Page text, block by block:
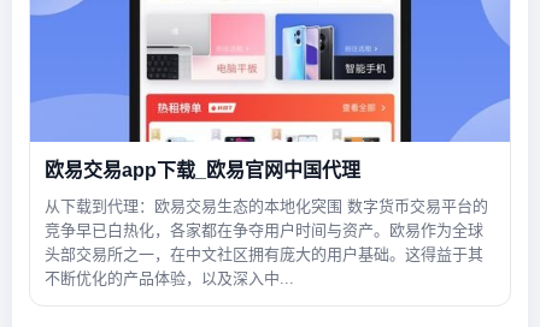
欧易交易app下载_欧易官网中国代理
从下载到代理：欧易交易生态的本地化突围 数字货币交易平台的
竞争早已白热化，各家都在争夺用户时间与资产。欧易作为全球
头部交易所之一，在中文社区拥有庞大的用户基础。这得益于其
不断优化的产品体验，以及深入中...